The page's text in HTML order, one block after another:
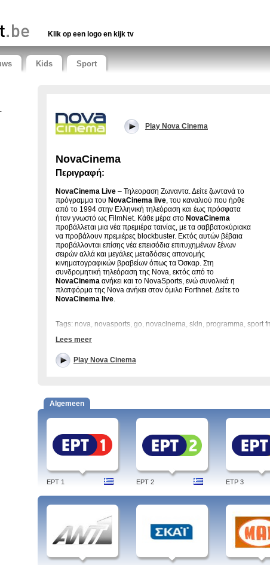
Klik op een logo en kijk tv
Kids Sport
Play Nova Cinema
NovaCinema
Περιγραφή:
NovaCinema Live – Τηλεοραση Ζωναντα. Δείτε ζωντανά το
πρόγραμμα του NovaCinema live, του καναλιού που ήρθε
από το 1994 στην Ελληνική τηλεόραση και έως πρόσφατα
ήταν γνωστό ως FilmNet. Κάθε μέρα στο NovaCinema
προβάλλεται μια νέα πρεμιέρα ταινίας, με τα σαββατοκύριακα
να προβάλουν πρεμιέρες blockbuster. Εκτός αυτών βέβαια
προβάλλονται επίσης νέα επεισόδια επιτυχημένων ξένων
σειρών αλλά και μεγάλες μεταδόσεις απονομής
κινηματογραφικών βραβείων όπως τα Όσκαρ. Στη
συνδρομητική τηλεόραση της Nova, εκτός από το
NovaCinema ανήκει και το NovaSports, ενώ συνολικά η
πλατφόρμα της Nova ανήκει στον όμιλο Forthnet. Δείτε το
NovaCinema live.
Tags: nova, novasports, go, novacinema, skin, programma, sport
Lees meer
Play Nova Cinema
Algemeen
EPT 1 EPT 2 ETP 3